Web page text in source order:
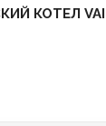
КОТЕЛ